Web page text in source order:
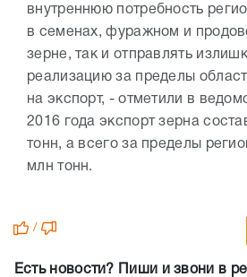
внутреннюю потребность
в семенах, фуражном и
зерне, так и отправлять
реализацию за пределы
на экспорт, - отметили в
2016 года экспорт зерна
тонн, а всего за пределы
млн тонн.
/
Есть новости? Пиши и звони в